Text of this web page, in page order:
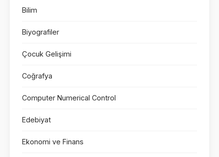
Bilim
Biyografiler
Çocuk Gelişimi
Coğrafya
Computer Numerical Control
Edebiyat
Ekonomi ve Finans